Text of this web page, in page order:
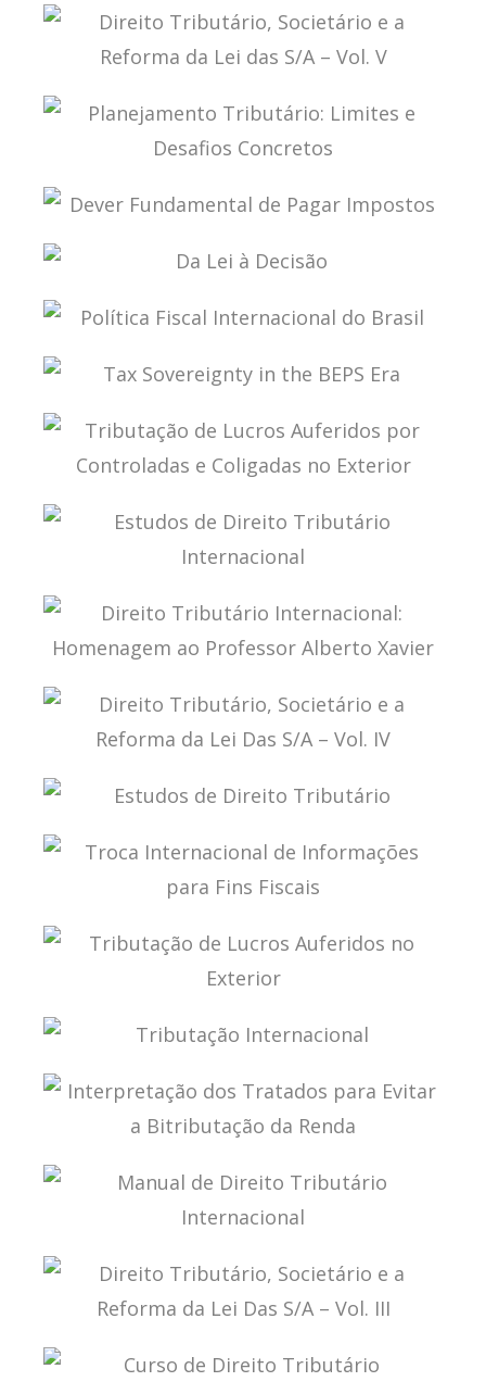
PROCESSO ADMINISTRATIVO FISCAL
DIREITO TRIBUTÁRIO, SOCIETÁRIO E A REFORMA
DA LEI DAS S/A – VOL. V
PLANEJAMENTO TRIBUTÁRIO: LIMITES E
DESAFIOS CONCRETOS
DEVER FUNDAMENTAL DE PAGAR IMPOSTOS
DA LEI À DECISÃO
POLÍTICA FISCAL INTERNACIONAL DO BRASIL
TAX SOVEREIGNTY IN THE BEPS ERA
TRIBUTAÇÃO DE LUCROS AUFERIDOS POR
CONTROLADAS E COLIGADAS NO EXTERIOR
ESTUDOS DE DIREITO TRIBUTÁRIO
INTERNACIONAL
DIREITO TRIBUTÁRIO INTERNACIONAL:
HOMENAGEM AO PROFESSOR ALBERTO XAVIER
DIREITO TRIBUTÁRIO, SOCIETÁRIO E A REFORMA
DA LEI DAS S/A – VOL. IV
ESTUDOS DE DIREITO TRIBUTÁRIO
TROCA INTERNACIONAL DE INFORMAÇÕES PARA
FINS FISCAIS
TRIBUTAÇÃO DE LUCROS AUFERIDOS NO
TRIBUTAÇÃO INTERNACIONAL
INTERPRETAÇÃO DOS TRATADOS PARA EVITAR A
BITRIBUTAÇÃO DA RENDA
MANUAL DE DIREITO TRIBUTÁRIO
INTERNACIONAL
DIREITO TRIBUTÁRIO, SOCIETÁRIO E A REFORMA
DA LEI DAS S/A – VOL. III